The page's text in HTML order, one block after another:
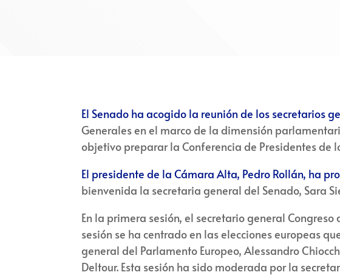
El Senado ha acogido la reunión de los secretarios
Generales en el marco de la dimensión
objetivo preparar la Conferencia de Presidentes de
El presidente de la Cámara Alta, Pedro Rollán, ha
bienvenida la secretaria general del Senado, Sara
En la primera sesión, el secretario general
sesión se ha centrado en las elecciones europeas
general del Parlamento Europeo, Alessandro
Deltour. Esta sesión ha sido moderada por la